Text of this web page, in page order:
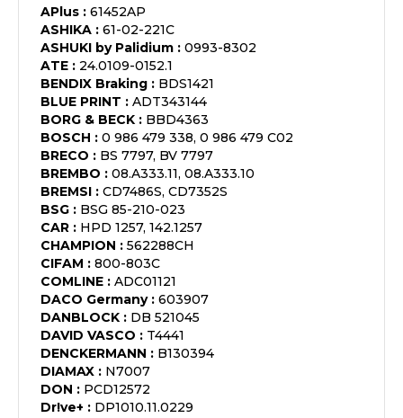
APlus : 61452AP
ASHIKA : 61-02-221C
ASHUKI by Palidium : 0993-8302
ATE : 24.0109-0152.1
BENDIX Braking : BDS1421
BLUE PRINT : ADT343144
BORG & BECK : BBD4363
BOSCH : 0 986 479 338, 0 986 479 C02
BRECO : BS 7797, BV 7797
BREMBO : 08.A333.11, 08.A333.10
BREMSI : CD7486S, CD7352S
BSG : BSG 85-210-023
CAR : HPD 1257, 142.1257
CHAMPION : 562288CH
CIFAM : 800-803C
COMLINE : ADC01121
DACO Germany: 603907
DANBLOCK : DB 521045
DAVID VASCO : T4441
DENCKERMANN : B130394
DIAMAX : N7007
DON : PCD12572
Dr!ve+ : DP1010.11.0229